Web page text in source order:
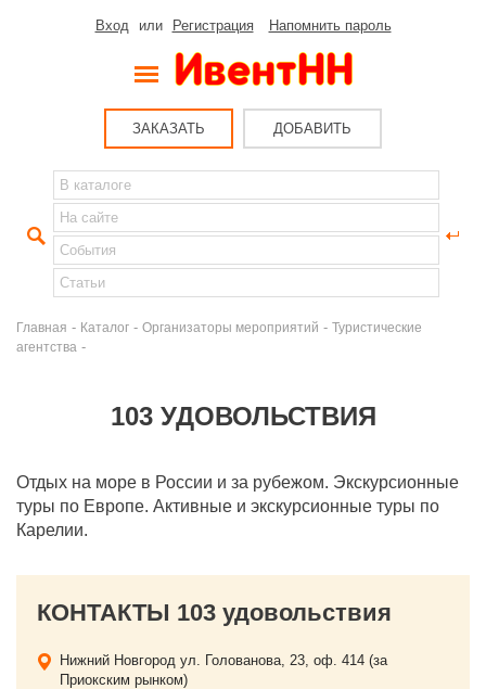
Вход или Регистрация Напомнить пароль
ЗАКАЗАТЬ ДОБАВИТЬ
Главная - Каталог - Организаторы мероприятий - Туристические
агентства -
103 УДОВОЛЬСТВИЯ
Отдых на море в России и за рубежом. Экскурсионные
туры по Европе. Активные и экскурсионные туры по
Карелии.
КОНТАКТЫ 103 удовольствия
Нижний Новгород ул. Голованова, 23, оф. 414 (за
Приокским рынком)